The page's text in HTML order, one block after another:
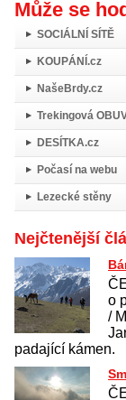
Může se
SOCIÁLNÍ SÍTĚ
KOUPÁNÍ.cz
NašeBrdy.cz
Trekingová
DESÍTKA.cz
Počasí na webu
Lezecké stěny
Nejčtenější
o
/
padající kámen.